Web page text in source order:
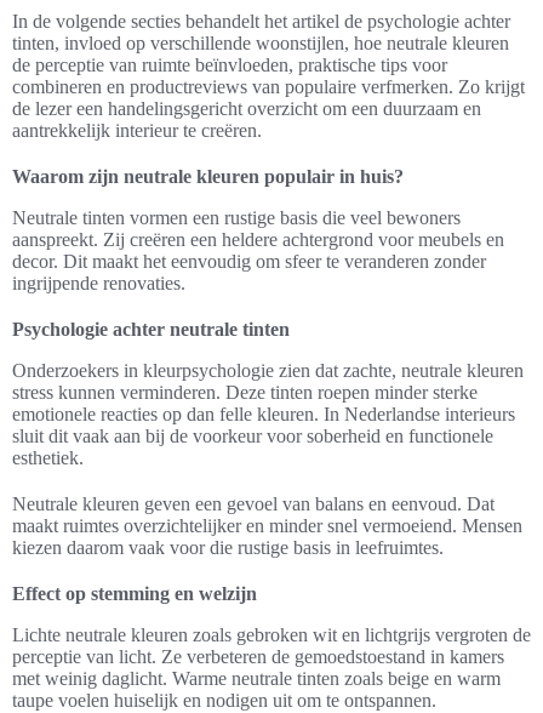
In de volgende secties behandelt het artikel de psychologie achter
tinten, invloed op verschillende woonstijlen, hoe neutrale kleuren
de perceptie van ruimte beïnvloeden, praktische tips voor
combineren en productreviews van populaire verfmerken. Zo krijgt
de lezer een handelingsgericht overzicht om een duurzaam en
aantrekkelijk interieur te creëren.
Waarom zijn neutrale kleuren populair in huis?
Neutrale tinten vormen een rustige basis die veel bewoners
aanspreekt. Zij creëren een heldere achtergrond voor meubels en
decor. Dit maakt het eenvoudig om sfeer te veranderen zonder
ingrijpende renovaties.
Psychologie achter neutrale tinten
Onderzoekers in kleurpsychologie zien dat zachte, neutrale kleuren
stress kunnen verminderen. Deze tinten roepen minder sterke
emotionele reacties op dan felle kleuren. In Nederlandse interieurs
sluit dit vaak aan bij de voorkeur voor soberheid en functionele
esthetiek.
Neutrale kleuren geven een gevoel van balans en eenvoud. Dat
maakt ruimtes overzichtelijker en minder snel vermoeiend. Mensen
kiezen daarom vaak voor die rustige basis in leefruimtes.
Effect op stemming en welzijn
Lichte neutrale kleuren zoals gebroken wit en lichtgrijs vergroten de
perceptie van licht. Ze verbeteren de gemoedstoestand in kamers
met weinig daglicht. Warme neutrale tinten zoals beige en warm
taupe voelen huiselijk en nodigen uit om te ontspannen.